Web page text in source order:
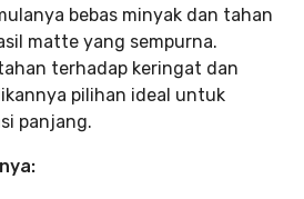
bebas minyak dan tahan
matte yang sempurna.
terhadap keringat dan
pilihan ideal untuk
panjang.